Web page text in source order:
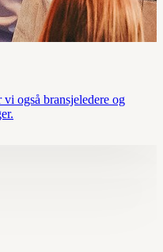
også bransjeledere og